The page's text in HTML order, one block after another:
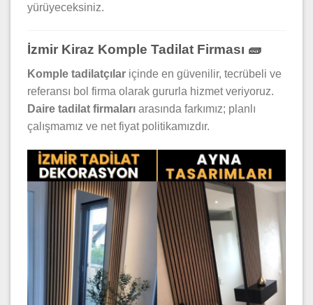
yürüyeceksiniz.
İzmir Kiraz Komple Tadilat Firması 🧱
Komple tadilatçılar içinde en güvenilir, tecrübeli ve
referansı bol firma olarak gururla hizmet veriyoruz.
Daire tadilat firmaları arasında farkımız; planlı
çalışmamız ve net fiyat politikamızdır.